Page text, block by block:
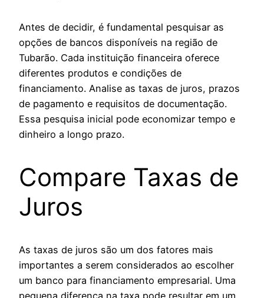
Antes de decidir, é fundamental pesquisar as
opções de bancos disponíveis na região de
Tubarão. Cada instituição financeira oferece
diferentes produtos e condições de
financiamento. Analise as taxas de juros, prazos
de pagamento e requisitos de documentação.
Essa pesquisa inicial pode economizar tempo e
dinheiro a longo prazo.
Compare Taxas de
Juros
As taxas de juros são um dos fatores mais
importantes a serem considerados ao escolher
um banco para financiamento empresarial. Uma